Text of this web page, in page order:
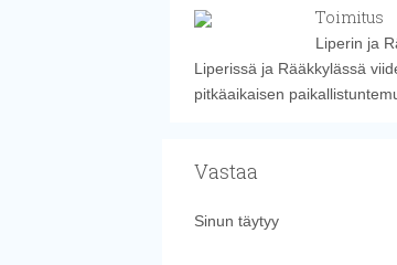
Toimitus
Liperin ja
Liperissä ja Rääkkylässä
pitkäaikaisen
Vastaa
Sinun täytyy